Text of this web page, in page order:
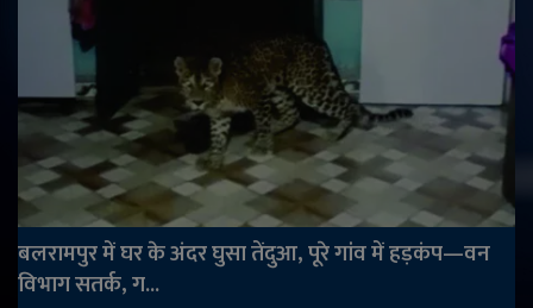
बलरामपुर में घर के अंदर घुसा तेंदुआ, पूरे गांव में हड़कंप—वन
विभाग सतर्क, ग...